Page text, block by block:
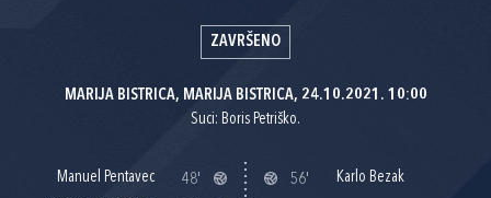
ZAVRŠENO
MARIJA BISTRICA, MARIJA BISTRICA, 24.10.2021. 10:00
Suci: Boris Petriško.
Manuel Pentavec
48'
56' Karlo Bezak